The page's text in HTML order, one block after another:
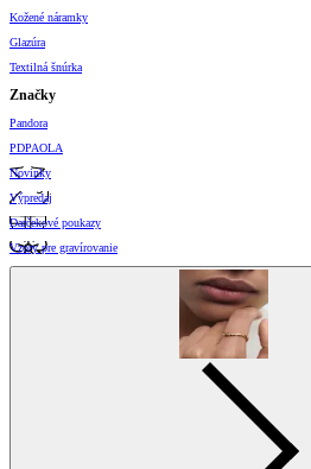
Kožené náramky
Glazúra
Textilná šnúrka
Značky
Pandora
PDPAOLA
Novinky
Výpredaj
Darčekové poukazy
Vzory pre gravírovanie